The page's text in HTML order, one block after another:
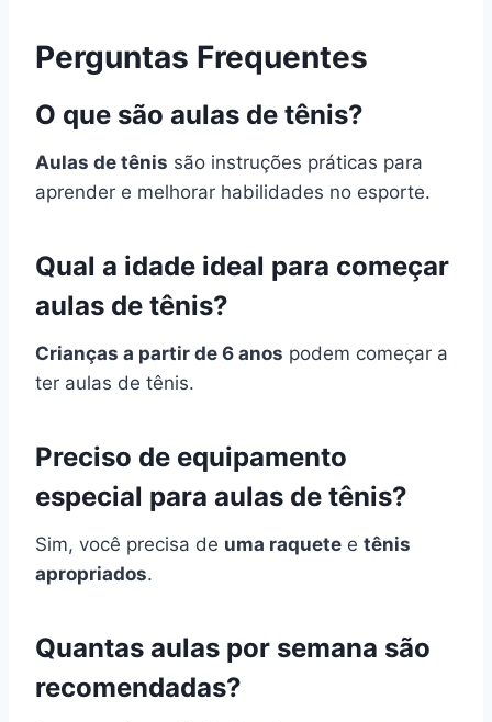
Perguntas Frequentes
O que são aulas de tênis?
Aulas de tênis são instruções práticas para
aprender e melhorar habilidades no esporte.
Qual a idade ideal para começar
aulas de tênis?
Crianças a partir de 6 anos podem começar a
ter aulas de tênis.
Preciso de equipamento
especial para aulas de tênis?
Sim, você precisa de uma raquete e tênis
apropriados.
Quantas aulas por semana são
recomendadas?